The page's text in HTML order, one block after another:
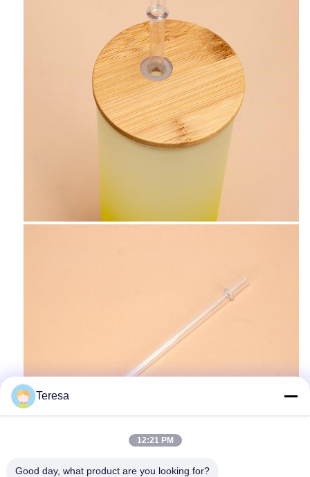
Teresa
12:21 PM
Good day, what product are you looking for?